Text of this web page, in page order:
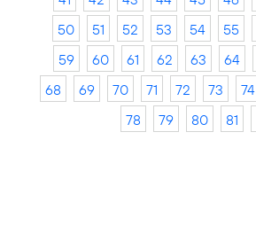
50
51 52 53 54 55
59
60 61 62 63 64
68
69 70 71 72 73 74
78
79 80 81